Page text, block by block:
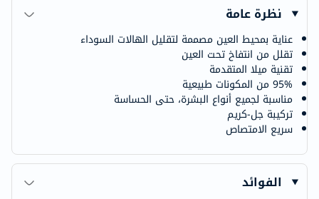
نظرة عامة
عناية بمحيط العين مصممة لتقليل الهالات السوداء
تقلل من انتفاخ تحت العين
تقنية ميلا المتقدمة
95% من المكونات طبيعية
مناسبة لجميع أنواع البشرة، حتى الحساسة
تركيبة جل-كريم
سريع الامتصاص
الفوائد